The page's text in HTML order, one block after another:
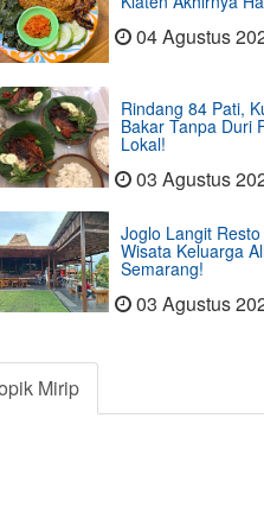
04 Agustus
Rindang 84 Pati,
Bakar Tanpa Duri
Lokal!
03 Agustus
Joglo Langit
Wisata Keluarga
Semarang!
03 Agustus
Mirip